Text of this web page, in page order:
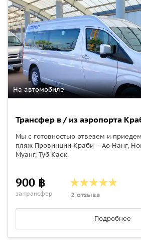
На автомобиле
Трансфер в / из аэропорта
Мы с готовностью отвезем и
пляж Провинции Краби – Ао Нанг,
Муанг, Туб Каек.
900 ฿
за трансфер 2 отзыва
Подробнее